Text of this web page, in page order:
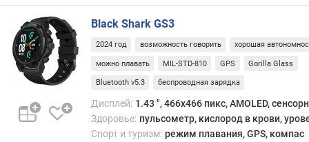
б
л
а
т
а
с
т
Black Shark GS3
2024 год возможность говорить хорошая
можно плавать MIL-STD-810 GPS Gorilla Glass
Bluetooth v5.3 беспроводная зарядка
Дисплей: 1.43 ", 466x466 пикс, AMOLED,
Здоровье: пульсометр, кислород в крови,
Спорт и туризм: режим плавания, GPS, компас